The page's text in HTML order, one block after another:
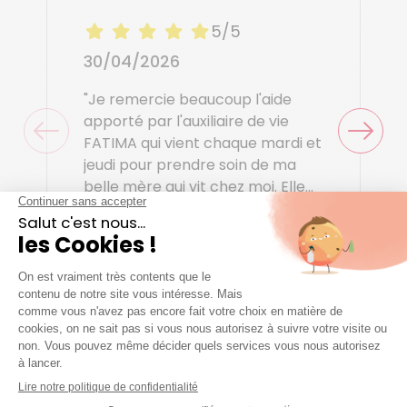
5/5
30/04/2026
"Je remercie beaucoup l'aide
apporté par l'auxiliaire de vie
FATIMA qui vient chaque mardi et
jeudi pour prendre soin de ma
belle mère qui vit chez moi. Elle
est tellement efficace et
bienveillante. Ma belle mère
l'apprécie beaucoup. Grace à
elle je peut souffler et je suis en
paix car je sais que je peux lui
faire confiance? Merci Fatima.
Béatrice clio
Voir tous les avis